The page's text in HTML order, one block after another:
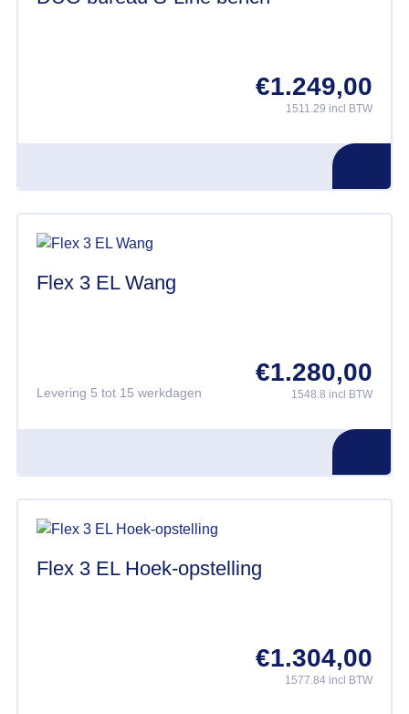
€1.249,00
1511.29 incl BTW
Flex 3 EL Wang
Levering 5 tot 15 werkdagen
€1.280,00
1548.8 incl BTW
Flex 3 EL Hoek-opstelling
€1.304,00
1577.84 incl BTW